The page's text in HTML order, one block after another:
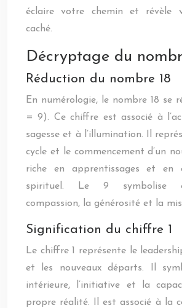
éclaire votre chemin et révèle
caché.
Décryptage du
Réduction du nombre 18
En numérologie, le nombre 18 se
= 9). Ce chiffre est associé à
sagesse et à l’illumination. Il
cycle et le commencement d’un
riche en apprentissages et en
spirituel. Le 9 symbolise
compassion, la générosité et la
Signification du chiffre 1
Le chiffre 1 représente le
et les nouveaux départs. Il
intérieure, l’initiative et la
propre réalité. Il est associé à la